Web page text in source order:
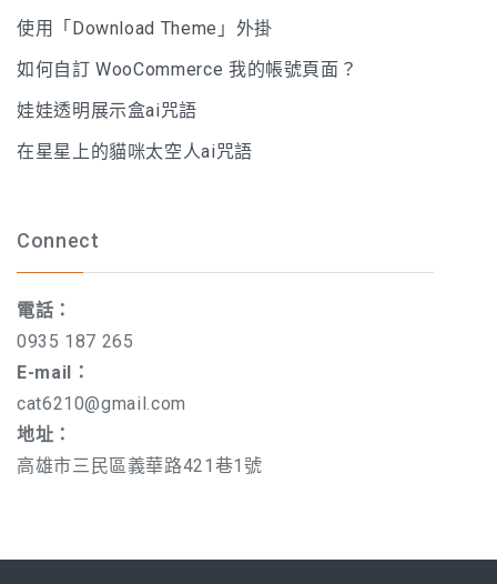
使用「Download Theme」外掛
如何自訂 WooCommerce 我的帳號頁面？
娃娃透明展示盒ai咒語
在星星上的貓咪太空人ai咒語
Connect
電話：
0935 187 265
E-mail：
cat6210@gmail.com
地址：
高雄市三民區義華路421巷1號